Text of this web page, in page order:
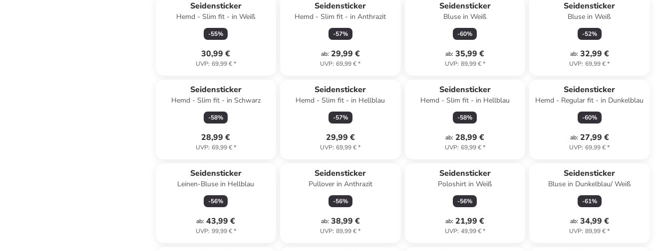
Seidensticker
Hemd - Slim fit - in Weiß
-55%
30,99 €
UVP: 69,99 €*
Seidensticker
Hemd - Slim fit - in Anthrazit
-57%
ab: 29,99 €
UVP: 69,99 €*
Seidensticker
Bluse in Weiß
-60%
ab: 35,99 €
UVP: 89,99 €*
Seidensticker
Bluse in Weiß
-52%
ab: 32,99 €
UVP: 69,99 €*
Seidensticker
Hemd - Slim fit - in Schwarz
-58%
28,99 €
UVP: 69,99 €*
Seidensticker
Hemd - Slim fit - in Hellblau
-57%
29,99 €
UVP: 69,99 €*
Seidensticker
Hemd - Slim fit - in Hellblau
-58%
ab: 28,99 €
UVP: 69,99 €*
Seidensticker
Hemd - Regular fit - in Dunkelblau
-60%
ab: 27,99 €
UVP: 69,99 €*
Seidensticker
Leinen-Bluse in Hellblau
-56%
ab: 43,99 €
UVP: 99,99 €*
Seidensticker
Pullover in Anthrazit
-56%
ab: 38,99 €
UVP: 89,99 €*
Seidensticker
Poloshirt in Weiß
-56%
ab: 21,99 €
UVP: 49,99 €*
Seidensticker
Bluse in Dunkelblau/ Weiß
-61%
ab: 34,99 €
UVP: 89,99 €*